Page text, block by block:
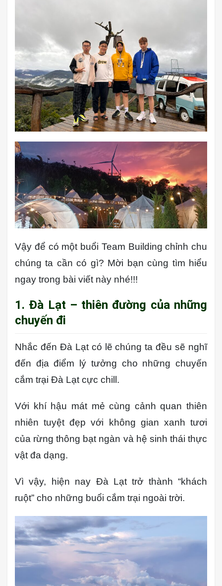
Vậy để có một buổi Team Building chỉnh chu
chúng ta cần có gì? Mời bạn cùng tìm hiểu
ngay trong bài viết này nhé!!!
1. Đà Lạt – thiên đường của những
chuyến đi
Nhắc đến Đà Lạt có lẽ chúng ta đều sẽ nghĩ
đến địa điểm lý tưởng cho những chuyến
cắm trại Đà Lạt cực chill.
Với khí hậu mát mẻ cùng cảnh quan thiên
nhiên tuyệt đẹp với không gian xanh tươi
của rừng thông bạt ngàn và hệ sinh thái thực
vật đa dạng.
Vì vậy, hiện nay Đà Lạt trở thành “khách
ruột” cho những buổi cắm trại ngoài trời.